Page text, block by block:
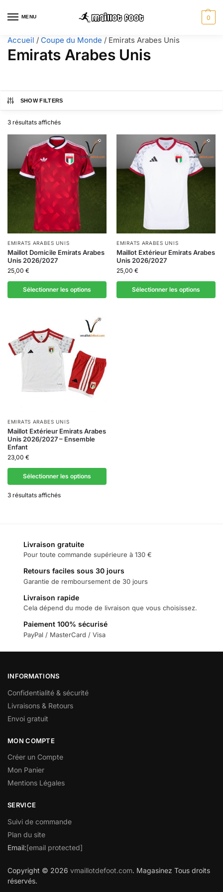
MENU 0
Accueil / Coupe du Monde / Emirats Arabes Unis
Emirats Arabes Unis
SHOW FILTERS
3 résultats affichés
EMIRATS ARABES UNIS
Maillot Domicile Emirats Arabes
Unis 2026/2027
25,00 €
Sélectionner les options
EMIRATS ARABES UNIS
Maillot Extérieur Emirats Arabes
Unis 2026/2027
25,00 €
Sélectionner les options
EMIRATS ARABES UNIS
Maillot Extérieur Emirats Arabes
Unis 2026/2027 – Ensemble
Enfant
23,00 €
Sélectionner les options
3 résultats affichés
Livraison gratuite
Pour toute commande supérieure à 130 €
Retours faciles sous 30 jours
Garantie de remboursement de 30 jours
Livraison rapide
Cela dépend du mode de livraison que vous choisissez.
Paiement 100% sécurisé
PayPal / MasterCard / Visa
INFORMATIONS
Confidentialité & sécurité
Livraisons & Retours
Envoi gratuit
MON COMPTE
Créer un Compte
Mon Panier
Mentions Légales
SERVICE
Suivi de commande
Plan du site
Email:[email protected]
Copyright © 2026 vmaillotdefoot.com. Magasinez Tous droits
réservés.